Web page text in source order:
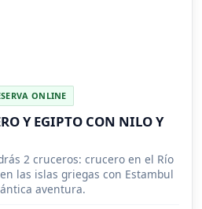
ONLINE
Y EGIPTO CON NILO Y
2 cruceros: crucero en el Río
las islas griegas con Estambul
aventura.